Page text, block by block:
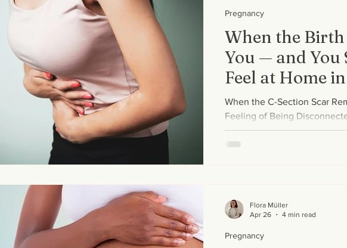
When the
You — and
Feel at Home
Section an
When the C-Section Scar
Feeling of Being Disconnected
section scars, diastasis
Pregnancy
Pregnancy
Flora Müller
Apr 26
4 min read